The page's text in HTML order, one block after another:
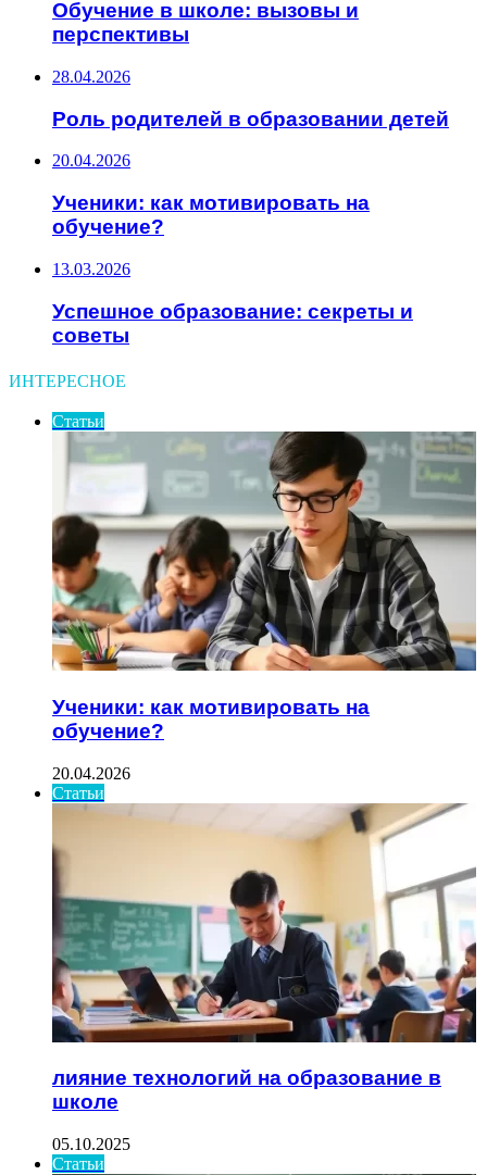
Обучение в школе: вызовы и
перспективы
28.04.2026
Роль родителей в образовании детей
20.04.2026
Ученики: как мотивировать на
обучение?
13.03.2026
Успешное образование: секреты и
советы
ИНТЕРЕСНОЕ
Статьи
Ученики: как мотивировать на
обучение?
20.04.2026
Статьи
лияние технологий на образование в
школе
05.10.2025
Статьи